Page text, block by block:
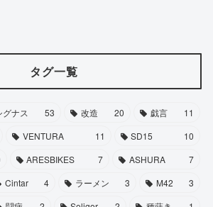
タグ一覧
グナス 53 改造 20 戯言
11
VENTURA 11 SD15
10
ARESBIKES 7 ASHURA
7
Cintar 4 ラーメン 3 M42
3